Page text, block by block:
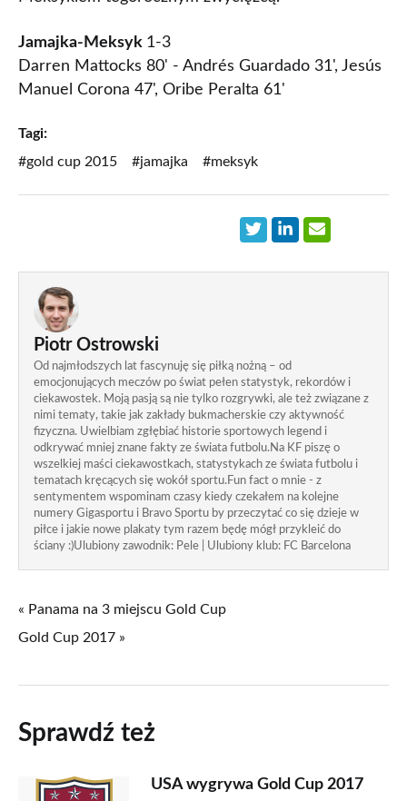
Jamajka-Meksyk 1-3
Darren Mattocks 80' - Andrés Guardado 31', Jesús
Manuel Corona 47', Oribe Peralta 61'
Tagi:
#gold cup 2015
#jamajka #meksyk
Piotr Ostrowski
Od najmłodszych lat fascynuję się piłką nożną – od
emocjonujących meczów po świat pełen statystyk, rekordów i
ciekawostek. Moją pasją są nie tylko rozgrywki, ale też związane z
nimi tematy, takie jak zakłady bukmacherskie czy aktywność
fizyczna. Uwielbiam zgłębiać historie sportowych legend i
odkrywać mniej znane fakty ze świata futbolu.Na KF piszę o
wszelkiej maści ciekawostkach, statystykach ze świata futbolu i
tematach kręcących się wokół sportu.Fun fact o mnie - z
sentymentem wspominam czasy kiedy czekałem na kolejne
numery Gigasportu i Bravo Sportu by przeczytać co się dzieje w
piłce i jakie nowe plakaty tym razem będę mógł przykleić do
ściany :)Ulubiony zawodnik: Pele | Ulubiony klub: FC Barcelona
« Panama na 3 miejscu Gold Cup
Gold Cup 2017 »
Sprawdź też
USA wygrywa Gold Cup 2017